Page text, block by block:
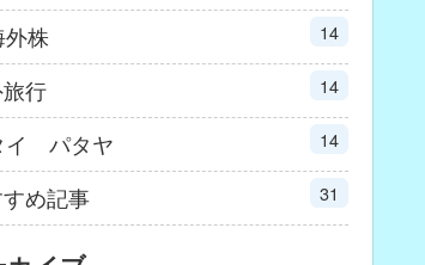
外株 14
行 14
イ パタヤ 14
め記事 31